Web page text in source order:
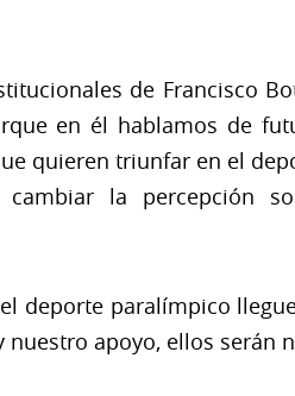
de Francisco
en él hablamos de
quieren triunfar en el
la percepción
deporte paralímpico
apoyo, ellos serán